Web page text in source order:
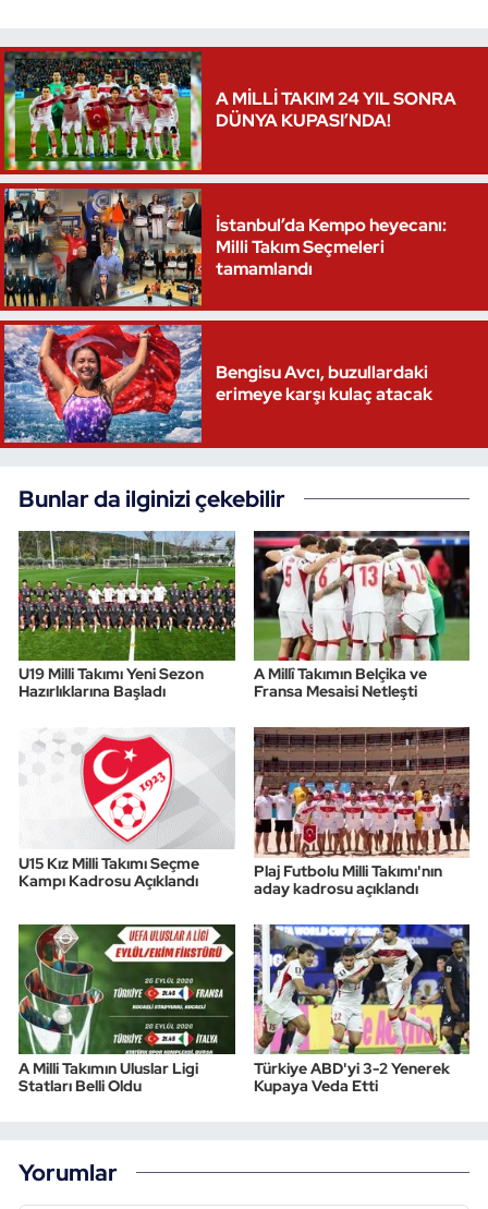
A MİLLİ TAKIM 24 YIL SONRA
DÜNYA KUPASI’NDA!
İstanbul’da Kempo heyecanı:
Milli Takım Seçmeleri
tamamlandı
Bengisu Avcı, buzullardaki
erimeye karşı kulaç atacak
Bunlar da ilginizi çekebilir
U19 Milli Takımı Yeni Sezon
Hazırlıklarına Başladı
A Millî Takımın Belçika ve
Fransa Mesaisi Netleşti
U15 Kız Milli Takımı Seçme
Kampı Kadrosu Açıklandı
Plaj Futbolu Milli Takımı'nın
aday kadrosu açıklandı
A Milli Takımın Uluslar Ligi
Statları Belli Oldu
Türkiye ABD'yi 3-2 Yenerek
Kupaya Veda Etti
Yorumlar
Triatlon
Voleybol
Vücut Geliştirme Fitness
Wushu Kungfu
Yelken
Yüzme